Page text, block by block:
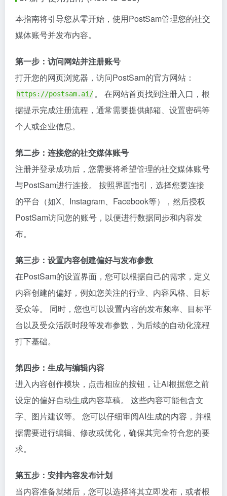
本指南将引导您从零开始，使用PostSam管理您的社交
媒体账号并发布内容。
第一步：访问网站并注册账号
打开您的网页浏览器，访问PostSam的官方网站：
https://postsam.ai/。 在网站首页找到注册入口，根
据提示完成注册流程，通常需要提供邮箱、设置密码等
个人或企业信息。
第二步：连接您的社交媒体账号
注册并登录成功后，您需要将希望管理的社交媒体账号
与PostSam进行连接。 按照界面指引，选择您要连接
的平台（如X、Instagram、Facebook等），然后授权
PostSam访问您的账号，以便进行数据同步和内容发
布。
第三步：设置内容创建偏好与发布参数
在PostSam的设置界面，您可以根据自己的需求，定义
内容创建的偏好，例如您关注的行业、内容风格、目标
受众等。 同时，您也可以设置内容的发布频率、目标平
台以及受众活跃时段等发布参数，为后续的自动化流程
打下基础。
第四步：生成与编辑内容
进入内容创作模块，点击相应的按钮，让AI根据您之前
设定的偏好自动生成内容草稿。 这些内容可能包含文
字、图片建议等。 您可以仔细审阅AI生成的内容，并根
据需要进行编辑、修改或优化，确保其完全符合您的要
求。
第五步：安排内容发布计划
当内容准备就绪后，您可以选择将其立即发布，或者根